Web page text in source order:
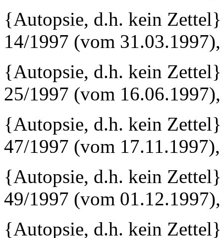
{Autopsie, d.h. kein
14/1997 (vom
{Autopsie, d.h. kein
25/1997 (vom
{Autopsie, d.h. kein
47/1997 (vom
{Autopsie, d.h. kein
49/1997 (vom
{Autopsie, d.h. kein